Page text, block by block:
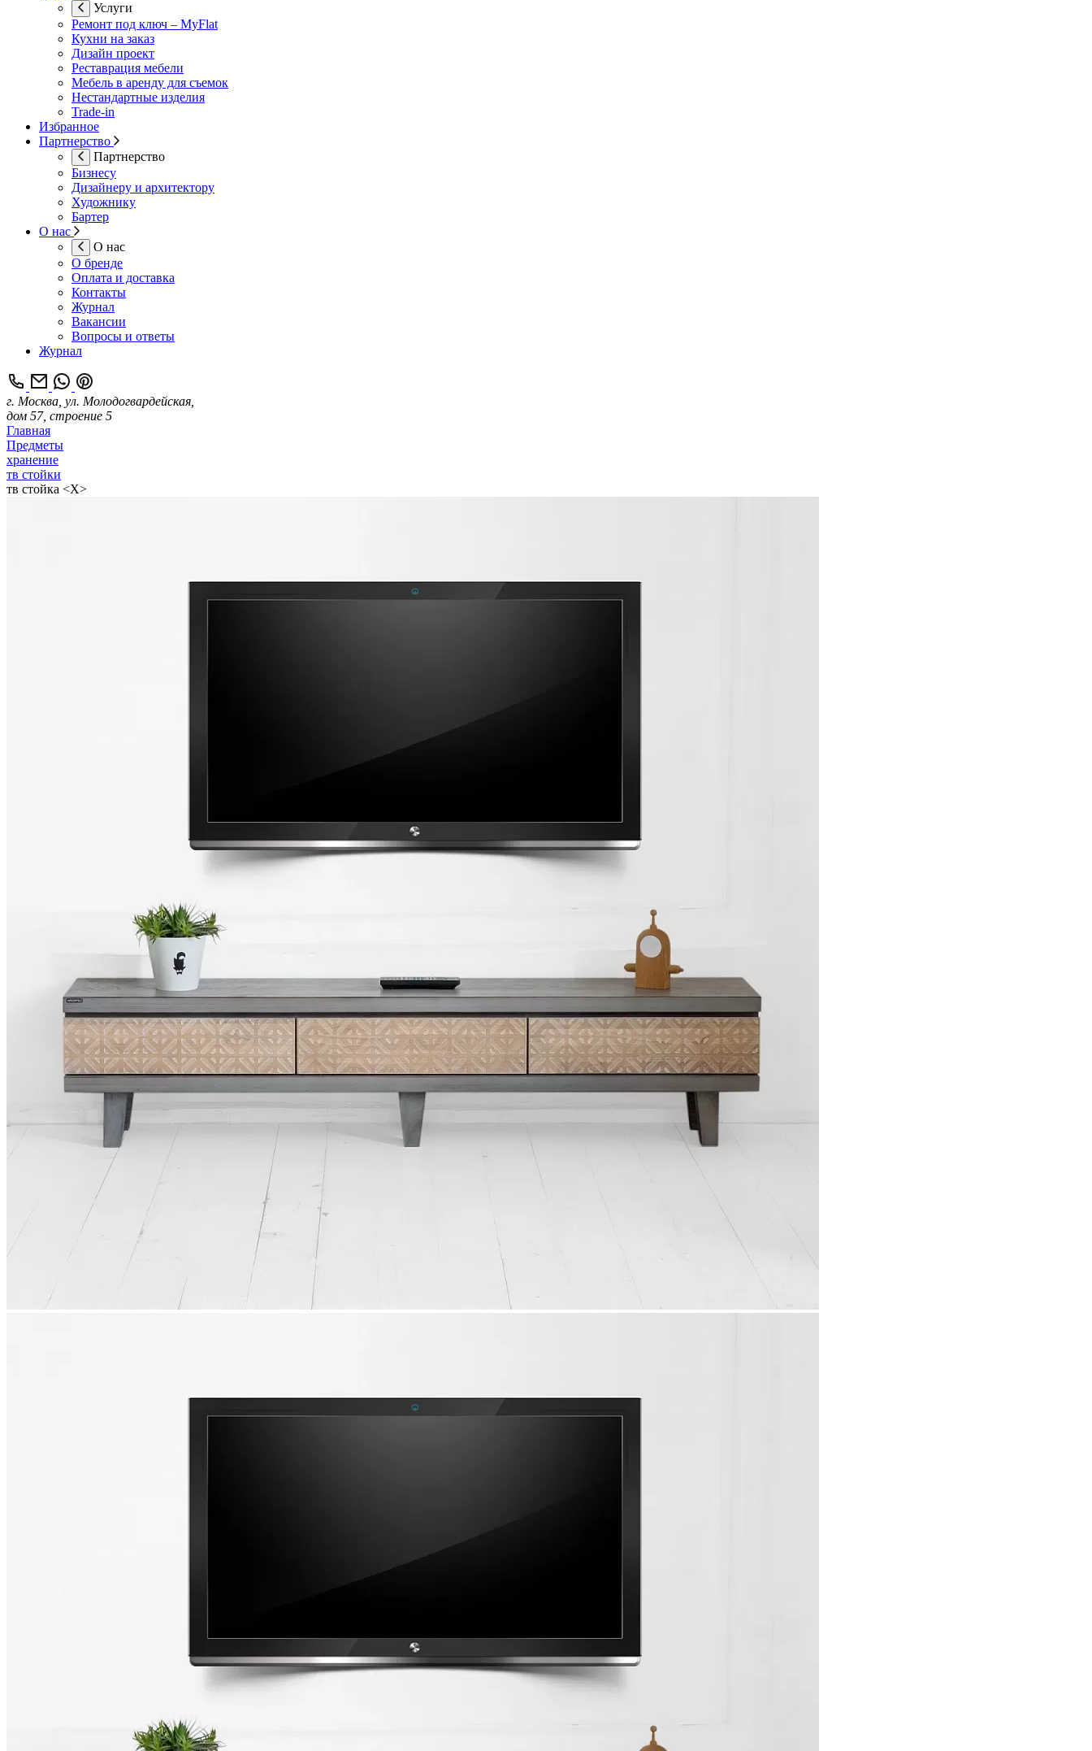
Услуги
Ремонт под ключ – MyFlat
Кухни на заказ
Дизайн проект
Реставрация мебели
Мебель в аренду для съемок
Нестандартные изделия
Trade-in
Избранное
Партнерство
Партнерство
Бизнесу
Дизайнеру и архитектору
Художнику
Бартер
О нас
О нас
О бренде
Оплата и доставка
Контакты
Журнал
Вакансии
Вопросы и ответы
Журнал
г. Москва, ул. Молодогвардейская,
дом 57, строение 5
Главная
Предметы
хранение
тв стойки
тв стойка <Х>